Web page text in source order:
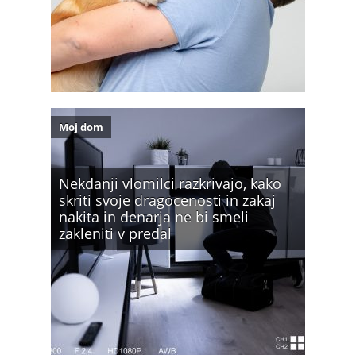
Nekdanji vlomilci razkrivajo, kako
skriti svoje dragocenosti in zakaj
nakita in denarja ne bi smeli
zakleniti v predal
Moj dom